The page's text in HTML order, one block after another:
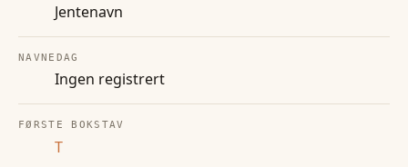
Jentenavn
NAVNEDAG
Ingen registrert
FØRSTE BOKSTAV
T